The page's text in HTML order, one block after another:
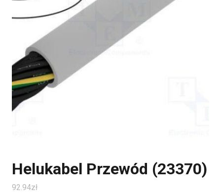
Helukabel Przewód (23370)
92.94zł